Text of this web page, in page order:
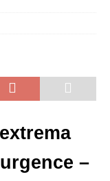
–